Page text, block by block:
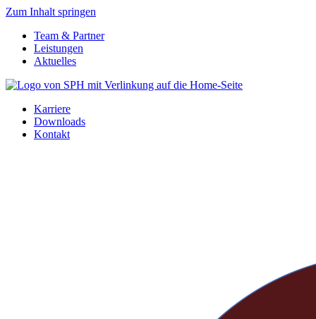
Zum Inhalt springen
Team & Partner
Leistungen
Aktuelles
Karriere
Downloads
Kontakt